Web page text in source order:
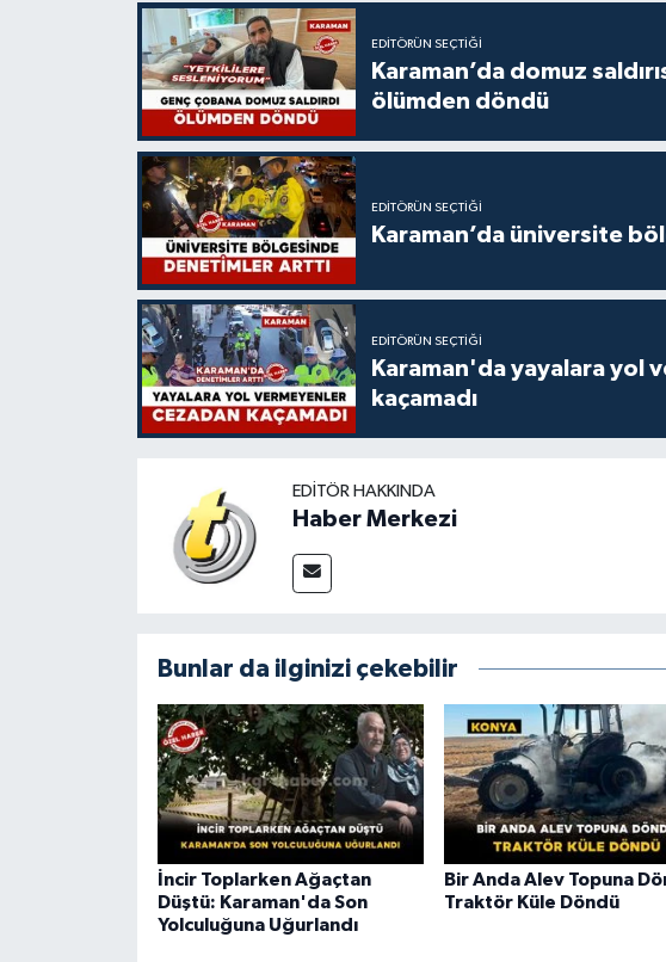
EDITÖRÜN SEÇTIĞI
Karaman’da domuz
ölümden döndü
EDITÖRÜN SEÇTIĞI
Karaman’da üniversite
EDITÖRÜN SEÇTIĞI
Karaman'da yayalara yol
kaçamadı
EDITÖR HAKKINDA
Haber Merkezi
Bunlar da ilginizi çekebilir
İncir Toplarken Ağaçtan
Düştü: Karaman'da Son
Yolculuğuna Uğurlandı
Bir Anda Alev Topuna
Traktör Küle Döndü